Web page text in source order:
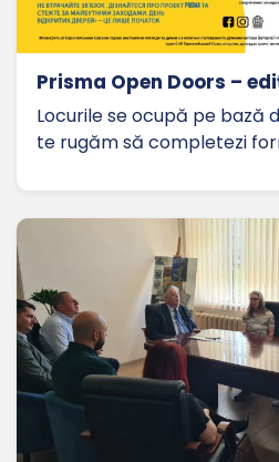
Prisma Open Doors –
Locurile se ocupă pe bază
te rugăm să completezi